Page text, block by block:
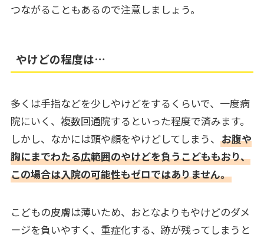
つながることもあるので注意しましょう。
やけどの程度は…
多くは手指などを少しやけどをするくらいで、一度病
院にいく、複数回通院するといった程度で済みます。
しかし、なかには頭や顔をやけどしてしまう、 お腹や
胸にまでわたる広範囲のやけどを負うこどももおり、
この場合は入院の可能性もゼロではありません。
こどもの皮膚は薄いため、おとなよりもやけどのダメ
ージを負いやすく、重症化する、跡が残ってしまうと